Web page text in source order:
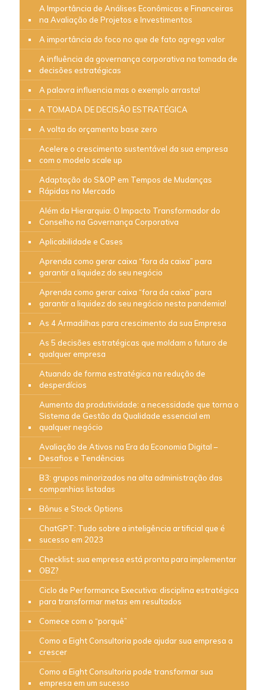
A Importância de Análises Econômicas e Financeiras
na Avaliação de Projetos e Investimentos
A importância do foco no que de fato agrega valor
A influência da governança corporativa na tomada de
decisões estratégicas
A palavra influencia mas o exemplo arrasta!
A TOMADA DE DECISÃO ESTRATÉGICA
A volta do orçamento base zero
Acelere o crescimento sustentável da sua empresa
com o modelo scale up
Adaptação do S&OP em Tempos de Mudanças
Rápidas no Mercado
Além da Hierarquia: O Impacto Transformador do
Conselho na Governança Corporativa
Aplicabilidade e Cases
Aprenda como gerar caixa “fora da caixa” para
garantir a liquidez do seu negócio
Aprenda como gerar caixa “fora da caixa” para
garantir a liquidez do seu negócio nesta pandemia!
As 4 Armadilhas para crescimento da sua Empresa
As 5 decisões estratégicas que moldam o futuro de
qualquer empresa
Atuando de forma estratégica na redução de
desperdícios
Aumento da produtividade: a necessidade que torna o
Sistema de Gestão da Qualidade essencial em
qualquer negócio
Avaliação de Ativos na Era da Economia Digital –
Desafios e Tendências
B3: grupos minorizados na alta administração das
companhias listadas
Bônus e Stock Options
ChatGPT: Tudo sobre a inteligência artificial que é
sucesso em 2023
Checklist: sua empresa está pronta para implementar
OBZ?
Ciclo de Performance Executiva: disciplina estratégica
para transformar metas em resultados
Comece com o “porquê”
Como a Eight Consultoria pode ajudar sua empresa a
crescer
Como a Eight Consultoria pode transformar sua
empresa em um sucesso